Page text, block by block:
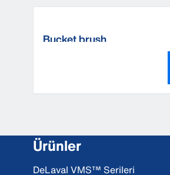
Bucket brush
Ürünler
DeLaval VMS™ Serileri